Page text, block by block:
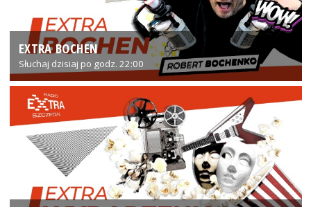
EXTRA BOCHEN
Słuchaj dzisiaj po godz. 22:00